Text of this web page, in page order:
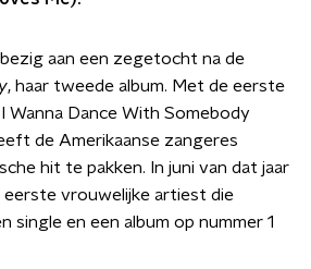
aan een zegetocht na de
, haar tweede album. Met de eerste
Wanna Dance With Somebody
de Amerikaanse zangeres
hit te pakken. In juni van dat jaar
vrouwelijke artiest die
single en een album op nummer 1